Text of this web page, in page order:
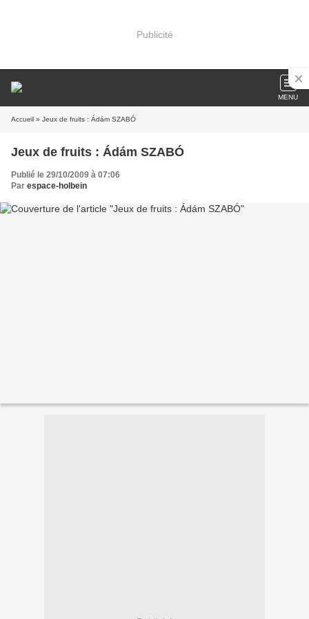
Publicité
MENU
Accueil » Jeux de fruits : Ádám SZABÓ
Jeux de fruits : Ádám SZABÓ
Publié le 29/10/2009 à 07:06
Par espace-holbein